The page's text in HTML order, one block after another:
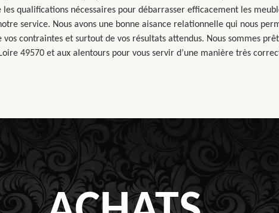
qualifications nécessaires pour débarrasser efficacement les
service. Nous avons une bonne aisance relationnelle qui nous
vos contraintes et surtout de vos résultats attendus. Nous sommes
49570 et aux alentours pour vous servir d’une manière très